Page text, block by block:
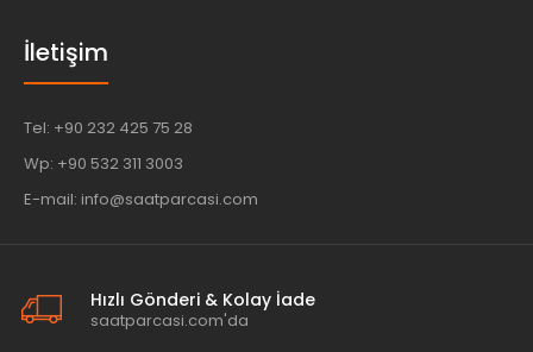
İletişim
Tel: +90 232 425 75 28
Wp: +90 532 311 3003
E-mail: info@saatparcasi.com
Hızlı Gönderi & Kolay İade
saatparcasi.com'da